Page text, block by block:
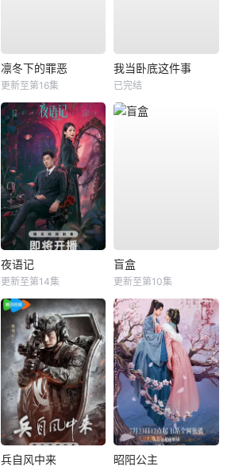
凛冬下的罪恶
更新至第16集
我当卧底这件事
已完结
夜语记
更新至第14集
盲盒
更新至第10集
兵自风中来 昭阳公主